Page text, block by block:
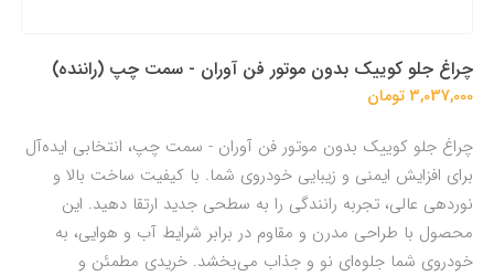
چراغ جلو کوییک بدون موتور فن آوران - سمت چپ (راننده)
3,037,000 تومان
چراغ جلو کوییک بدون موتور فن آوران - سمت چپ، انتخابی ایده‌آل
برای افزایش ایمنی و زیبایی خودروی شما. با کیفیت ساخت بالا و
نوردهی عالی، تجربه رانندگی را به سطحی جدید ارتقا دهید. این
محصول با طراحی مدرن و مقاوم در برابر شرایط آب و هوایی، به
خودروی شما جلوه‌ای نو و جذاب می‌بخشد. خریدی مطمئن و